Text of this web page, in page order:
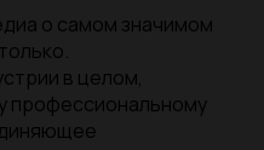
о самом значимом
в целом,
профессиональному